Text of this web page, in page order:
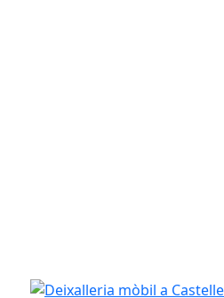
Deixalleria mòbil a Castellet